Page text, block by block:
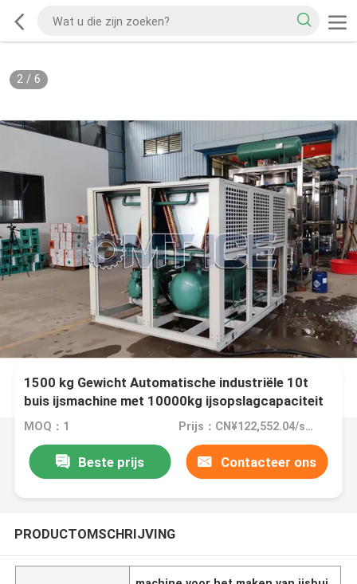
2/ 6
1500 kg Gewicht Automatische industriële 10t
buis ijsmachine met 10000kg ijsopslagcapaciteit
en luchtgekoeld
MOQ：1 Prijs：CN¥122,552.04/sets 1-2 sets
Beste prijs Contacteer ons
PRODUCTOMSCHRIJVING